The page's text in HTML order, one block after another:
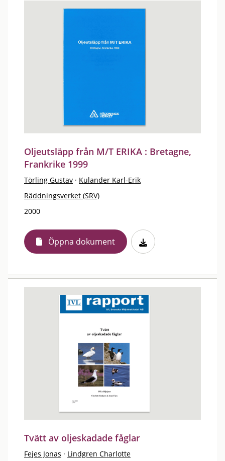
Oljeutsläpp från M/T ERIKA : Bretagne,
Frankrike 1999
Törling Gustav · Kulander Karl-Erik
Räddningsverket (SRV)
2000
Öppna dokument
Tvätt av oljeskadade fåglar
Fejes Jonas · Lindgren Charlotte